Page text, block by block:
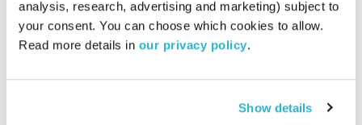
analysis, research, advertising and marketing) subject to
your consent. You can choose which cookies to allow.
Read more details in our privacy policy.
Show details
עולם קטן – 30.8.20
אורי בנקהלטר
מסע מוזיקלי יומי עם אורי בנקהלטר, והפעם – מגוון, נעים, נהר